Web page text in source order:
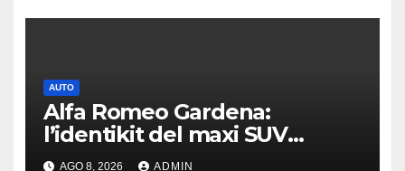
AUTO
Alfa Romeo Gardena:
l’identikit del maxi SUV
immaginato per Usa e Cina
AGO 8, 2026 ADMIN